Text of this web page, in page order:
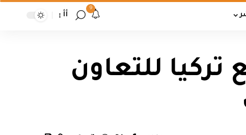
9
أأ
تركيا للتعاون